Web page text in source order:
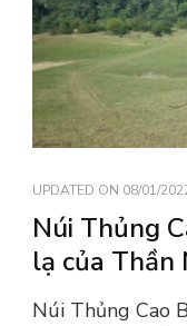
UPDATED ON 08/01/
Núi Thủng
lạ của Thần
Núi Thủng Cao